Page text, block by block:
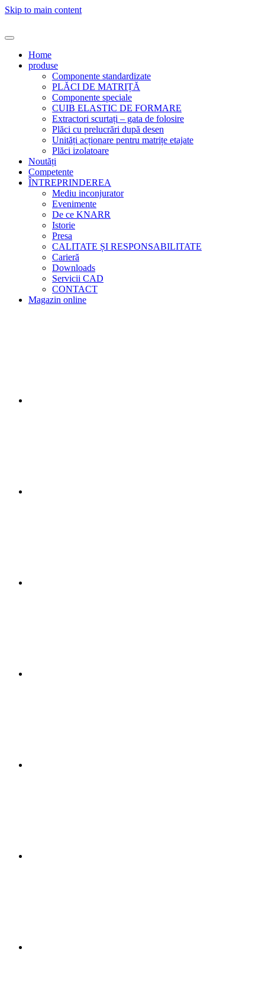
Skip to main content
Home
produse
Componente standardizate
PLĂCI DE MATRIȚĂ
Componente speciale
CUIB ELASTIC DE FORMARE
Extractori scurtați – gata de folosire
Plăci cu prelucrări după desen
Unități acționare pentru matrițe etajate
Plăci izolatoare
Noutăți
Competente
ÎNTREPRINDEREA
Mediu inconjurator
Evenimente
De ce KNARR
Istorie
Presa
CALITATE ȘI RESPONSABILITATE
Carieră
Downloads
Servicii CAD
CONTACT
Magazin online